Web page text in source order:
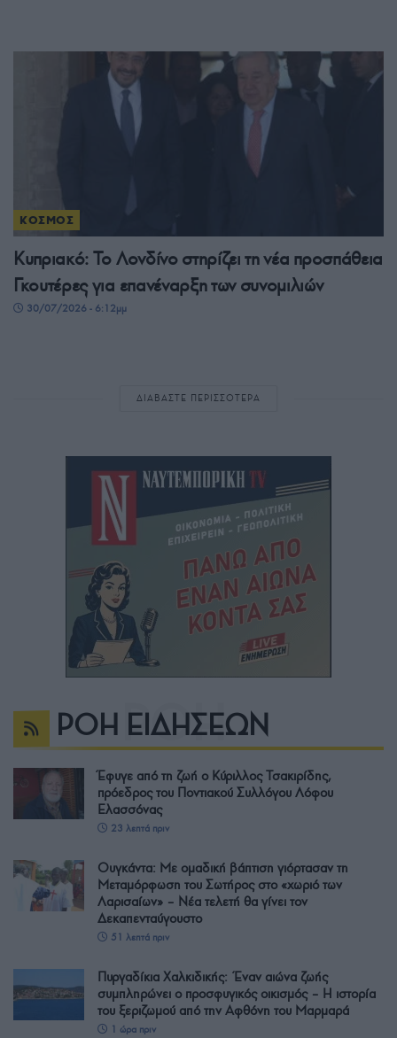
ΚΟΣΜΟΣ
Κυπριακό: Το Λονδίνο στηρίζει τη νέα προσπάθεια
Γκουτέρες για επανέναρξη των συνομιλιών
30/07/2026 - 6:12μμ
ΔΙΑΒΑΣΤΕ ΠΕΡΙΣΣΟΤΕΡΑ
ΡΟΗ ΕΙΔΗΣΕΩΝ
Έφυγε από τη ζωή ο Κύριλλος Τσακιρίδης,
πρόεδρος του Ποντιακού Συλλόγου Λόφου
Ελασσόνας
23 λεπτά πριν
Ουγκάντα: Με ομαδική βάπτιση γιόρτασαν τη
Μεταμόρφωση του Σωτήρος στο «χωριό των
Λαρισαίων» – Νέα τελετή θα γίνει τον
Δεκαπενταύγουστο
51 λεπτά πριν
Πυργαδίκια Χαλκιδικής: Έναν αιώνα ζωής
συμπληρώνει ο προσφυγικός οικισμός – Η ιστορία
του ξεριζωμού από την Αφθόνη του Μαρμαρά
1 ώρα πριν